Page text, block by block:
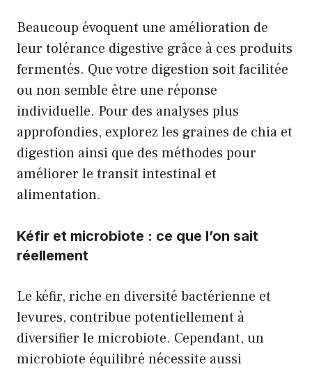
Beaucoup évoquent une amélioration de
leur tolérance digestive grâce à ces produits
fermentés. Que votre digestion soit facilitée
ou non semble être une réponse
individuelle. Pour des analyses plus
approfondies, explorez les graines de chia et
digestion ainsi que des méthodes pour
améliorer le transit intestinal et
alimentation.
Kéfir et microbiote : ce que l’on sait
réellement
Le kéfir, riche en diversité bactérienne et
levures, contribue potentiellement à
diversifier le microbiote. Cependant, un
microbiote équilibré nécessite aussi